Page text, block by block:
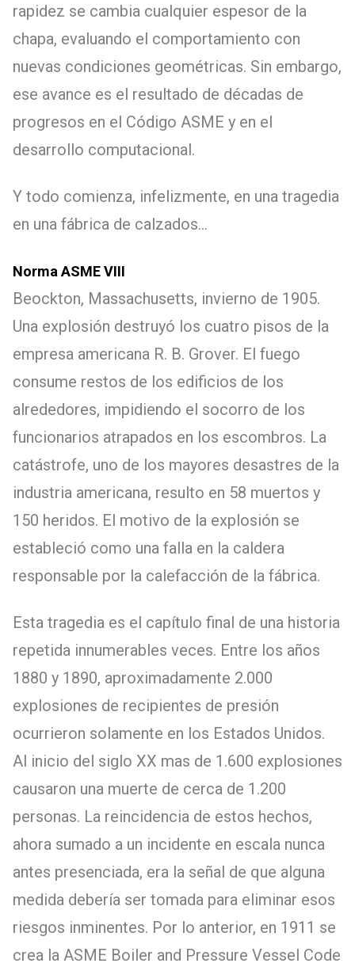
rapidez se cambia cualquier espesor de la
chapa, evaluando el comportamiento con
nuevas condiciones geométricas. Sin embargo,
ese avance es el resultado de décadas de
progresos en el Código ASME y en el
desarrollo computacional.
Y todo comienza, infelizmente, en una tragedia
en una fábrica de calzados…
Norma ASME VIII
Beockton, Massachusetts, invierno de 1905.
Una explosión destruyó los cuatro pisos de la
empresa americana R. B. Grover. El fuego
consume restos de los edificios de los
alrededores, impidiendo el socorro de los
funcionarios atrapados en los escombros. La
catástrofe, uno de los mayores desastres de la
industria americana, resulto en 58 muertos y
150 heridos. El motivo de la explosión se
estableció como una falla en la caldera
responsable por la calefacción de la fábrica.
Esta tragedia es el capítulo final de una historia
repetida innumerables veces. Entre los años
1880 y 1890, aproximadamente 2.000
explosiones de recipientes de presión
ocurrieron solamente en los Estados Unidos.
Al inicio del siglo XX mas de 1.600 explosiones
causaron una muerte de cerca de 1.200
personas. La reincidencia de estos hechos,
ahora sumado a un incidente en escala nunca
antes presenciada, era la señal de que alguna
medida debería ser tomada para eliminar esos
riesgos inminentes. Por lo anterior, en 1911 se
crea la ASME Boiler and Pressure Vessel Code